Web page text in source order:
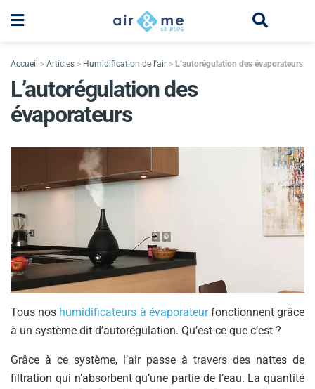
Accueil > Articles > Humidification de l'air > L’autorégulation des évaporateurs
L’autorégulation des
évaporateurs
Tous nos humidificateurs à évaporateurfonctionnent grâce
à un système dit d’autorégulation. Qu’est-ce que c’est ?
Grâce à ce système, l’air passe à travers des nattes de
filtration qui n’absorbent qu’une partie de l’eau. La quantité